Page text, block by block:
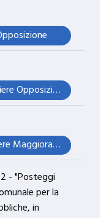
Emanuele TOMMASI - Consigliere Opposizione – Vicepresidente
Michele PELLEGRINI - Consigliere Maggioranza – Presidente del Consiglio
- "Posteggi
per la
in